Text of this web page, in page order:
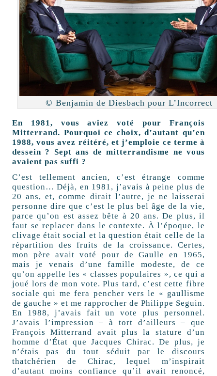
© Benjamin de Diesbach pour L’Incorrect
En 1981, vous aviez voté pour François
Mitterrand. Pourquoi ce choix, d’autant qu’en
1988, vous avez réitéré, et j’emploie ce terme à
dessein ? Sept ans de mitterrandisme ne vous
avaient pas suffi ?
C’est tellement ancien, c’est étrange comme
question… Déjà, en 1981, j’avais à peine plus de
20 ans, et, comme dirait l’autre, je ne laisserai
personne dire que c’est le plus bel âge de la vie,
parce qu’on est assez bête à 20 ans. De plus, il
faut se replacer dans le contexte. À l’époque, le
clivage était social et la question était celle de la
répartition des fruits de la croissance. Certes,
mon père avait voté pour de Gaulle en 1965,
mais je venais d’une famille modeste, de ce
qu’on appelle les « classes populaires », ce qui a
joué lors de mon vote. Plus tard, c’est cette fibre
sociale qui me fera pencher vers le « gaullisme
de gauche » et me rapprocher de Philippe Seguin.
En 1988, j’avais fait un vote plus personnel.
J’avais l’impression – à tort d’ailleurs – que
François Mitterrand avait plus la stature d’un
homme d’État que Jacques Chirac. De plus, je
n’étais pas du tout séduit par le discours
thatchérien de Chirac, lequel m’inspirait
d’autant moins confiance qu’il avait renoncé,